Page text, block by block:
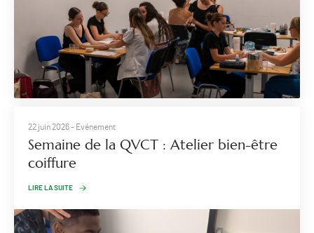
22 juin 2026- Evénement
Semaine de la QVCT : Atelier bien-être
coiffure
LIRE LA SUITE